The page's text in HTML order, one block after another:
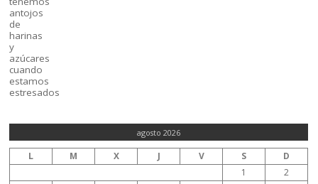
agosto 2026
L M X J V S
D
1
2